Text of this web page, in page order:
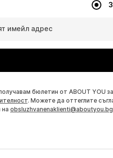
имейл адрес
бюлетин от ABOUT YOU
. Можете да оттеглите
на obsluzhvanenaklienti@aboutyou.bg